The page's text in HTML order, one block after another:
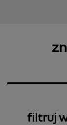
filtruj